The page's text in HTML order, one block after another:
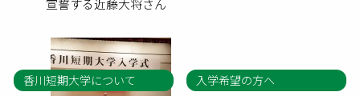
香川短期大学について
入学希望の方へ